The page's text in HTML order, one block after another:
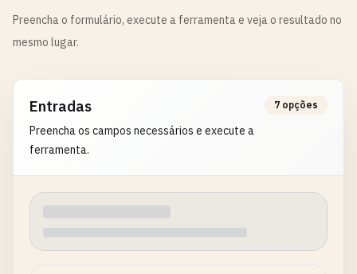
Preencha o formulário, execute a ferramenta e veja o resultado no
mesmo lugar.
Entradas
Preencha os campos necessários e execute a
ferramenta.
7 opções